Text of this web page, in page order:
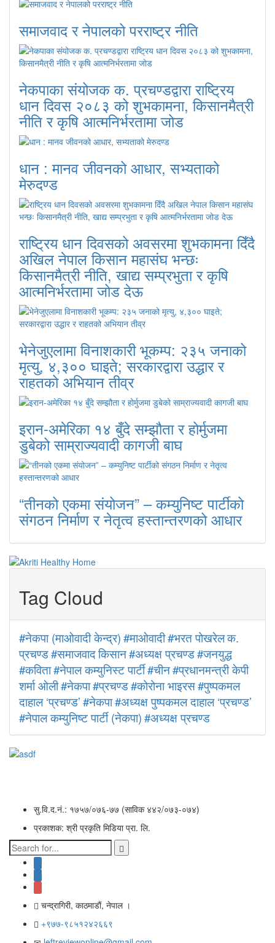
समाजवाद र नेपालको परराष्ट्र नीति
नेकपाका संयोजक क. प्रचण्डद्वारा राष्ट्रिय
धान दिवस २०८३ को शुभकामना, किसानमैत्री
नीति र कृषि आत्मनिर्भरतामा जोड
धान : मानव जीवनको आधार, सभ्यताको
मेरुदण्ड
राष्ट्रिय धान दिवसको अवसरमा शुभकामना दिँदै
अखिल नेपाल किसान महासंघ भन्छः
किसानमैत्री नीति, खाद्य सम्प्रभुता र कृषि
आत्मनिर्भरतामा जोड देऊ
भेनेजुएलामा विनाशकारी भूकम्प: २३५ जनाको
मृत्यु, ४,३०० घाइते; सरकारद्वारा उद्धार र
राहतको अभियान तीव्र
इरान-अमेरिका १४ बुँदे सम्झौता र होर्मुजमा
डुबेको साम्राज्यवादी कागजी बाघ
“तीनको एकमा संयोजन” – कम्युनिष्ट पार्टीको
संगठन निर्माण र नेतृत्व हस्तान्तरणको आधार
Tag Cloud
#नेकपा (माओवादी केन्द्र)#माओवादी#भरत पोखरेलक.
प्रचण्ड#समाजवादकिसान#अध्यक्ष प्रचण्ड#जनयुद्ध
#कविता#नेपाल कम्युनिस्ट पार्टी#चीन#प्रधानमन्त्री केपी
शर्मा ओली#नेकपा#प्रचण्ड#कोरोना भाइरस#पुष्पकमल
दाहाल ‘प्रचण्ड’#नेकपा#अध्यक्ष पुष्पकमल दाहाल ‘प्रचण्ड’
#नेपाल कम्युनिष्ट पार्टी (नेकपा)#अध्यक्ष प्रचण्ड
सु.वि.द.नं.: १७५७/०७६-७७ (साविक ४४२/०७३-०७४)
प्रकाशक: श्री प्रकृति मिडिया प्रा. लि.
चन्द्रागिरी, काठमाडाैं, नेपाल ।
+९७७-९८५१२४२६६९